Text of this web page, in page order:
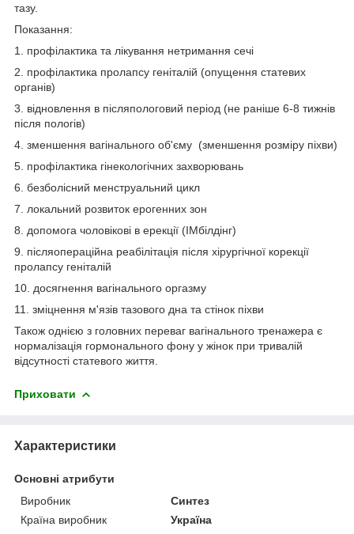
тазу.
Показання:
1. профілактика та лікування нетримання сечі
2. профілактика пролапсу геніталій (опущення статевих
органів)
3. відновлення в післяпологовий період (не раніше 6-8 тижнів
після пологів)
4. зменшення вагінального об'єму (зменшення розміру піхви)
5. профілактика гінекологічних захворювань
6. безболісний менструальний цикл
7. локальний розвиток ерогенних зон
8. допомога чоловікові в ерекції (ІМбілдінг)
9. післяопераційна реабілітація після хірургічної корекції
пролапсу геніталій
10. досягнення вагінального оргазму
11. зміцнення м'язів тазового дна та стінок піхви
Також однією з головних переваг вагінального тренажера є
нормалізація гормонального фону у жінок при тривалій
відсутності статевого життя.
Приховати
Характеристики
Основні атрибути
Виробник
Синтез
Країна виробник
Україна